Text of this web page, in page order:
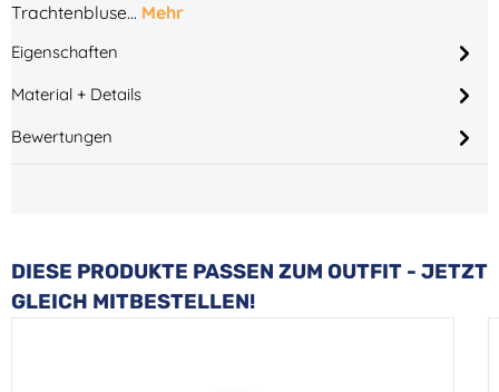
Trachtenbluse… Mehr
Eigenschaften
Material + Details
Bewertungen
Produktgalerie überspringen
DIESE PRODUKTE PASSEN ZUM OUTFIT - JETZT
GLEICH MITBESTELLEN!